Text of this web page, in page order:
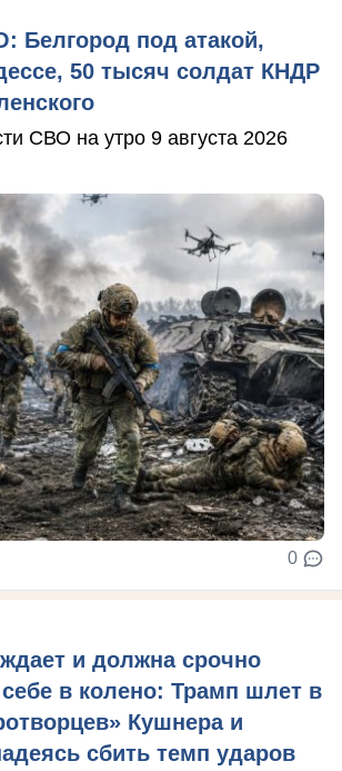
Белгород под атакой,
50 тысяч солдат КНДР
СВО на утро 9 августа 2026
0
и должна срочно
в колено: Трамп шлет в
Кушнера и
сбить темп ударов